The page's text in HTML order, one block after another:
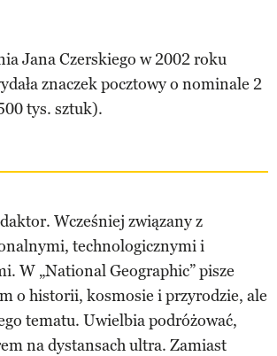
Jana Czerskiego w 2002 roku
znaczek pocztowy o nominale 2
tys. sztuk).
Wcześniej związany z
technologicznymi i
W „National Geographic” pisze
o historii, kosmosie i przyrodzie, ale
tematu. Uwielbia podróżować,
na dystansach ultra. Zamiast